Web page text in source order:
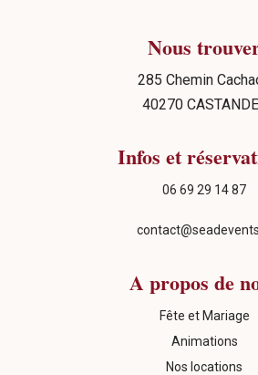
Nous
285 Chemin
40270
Infos et
06 69 29 14 87
A propos de
Fête et Mariage
Animations
Nos locations